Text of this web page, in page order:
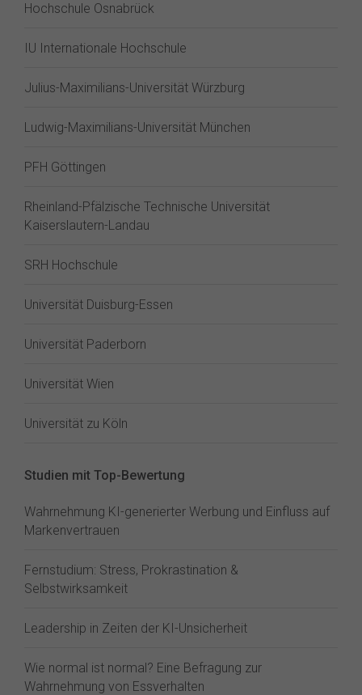
Hochschule Osnabrück
IU Internationale Hochschule
Julius-Maximilians-Universität Würzburg
Ludwig-Maximilians-Universität München
PFH Göttingen
Rheinland-Pfälzische Technische Universität
Kaiserslautern-Landau
SRH Hochschule
Universität Duisburg-Essen
Universität Paderborn
Universität Wien
Universität zu Köln
Studien mit Top-Bewertung
Wahrnehmung KI-generierter Werbung und Einfluss auf
Markenvertrauen
Fernstudium: Stress, Prokrastination &
Selbstwirksamkeit
Leadership in Zeiten der KI-Unsicherheit
Wie normal ist normal? Eine Befragung zur
Wahrnehmung von Essverhalten